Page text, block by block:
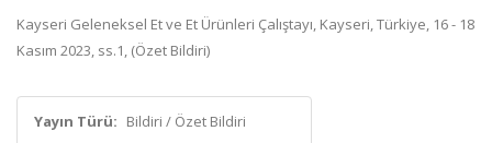
Kayseri Geleneksel Et ve Et Ürünleri Çalıştayı, Kayseri, Türkiye, 16 - 18
Kasım 2023, ss.1, (Özet Bildiri)
Yayın Türü: Bildiri / Özet Bildiri